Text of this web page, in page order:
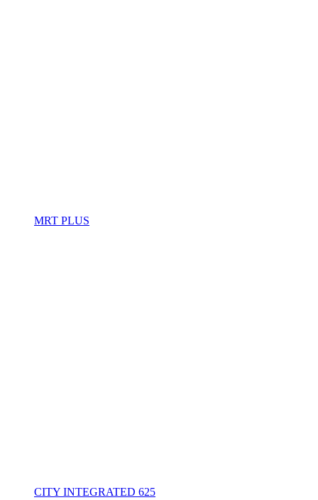
MRT PLUS
CITY INTEGRATED 625